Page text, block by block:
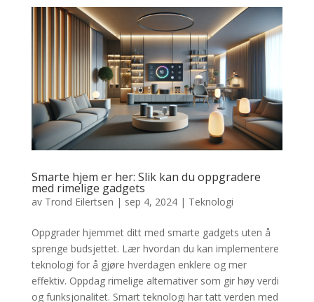
Smarte hjem er her: Slik kan du oppgradere
med rimelige gadgets
av Trond Eilertsen | sep 4, 2024| Teknologi
Oppgrader hjemmet ditt med smarte gadgets uten å
sprenge budsjettet. Lær hvordan du kan implementere
teknologi for å gjøre hverdagen enklere og mer
effektiv. Oppdag rimelige alternativer som gir høy verdi
og funksjonalitet. Smart teknologi har tatt verden med